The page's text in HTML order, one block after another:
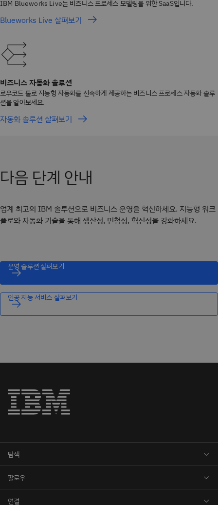
IBM Blueworks Live는 비즈니스 프로세스 모델링을 위한 SaaS입니다.
Blueworks Live 살펴보기
비즈니스 자동화 솔루션
로우코드 툴로 지능형 자동화를 신속하게 제공하는 비즈니스 프로세스 자동화 솔루
션을 알아보세요.
자동화 솔루션 살펴보기
다음 단계 안내
업계 최고의 IBM 솔루션으로 비즈니스 운영을 혁신하세요. 지능형 워크
플로와 자동화 기술을 통해 생산성, 민첩성, 혁신성을 강화하세요.
운영 솔루션 살펴보기
인공 지능 서비스 살펴보기